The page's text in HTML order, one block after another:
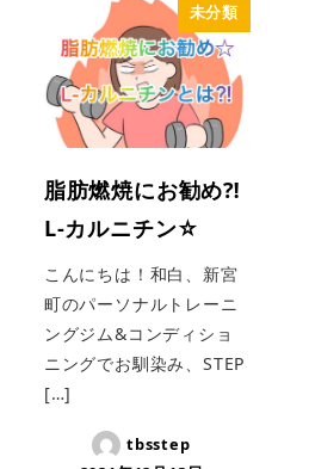
未分類
脂肪燃焼にお勧め⁈
L-カルニチン☆
こんにちは！和白、新宮
町のパーソナルトレーニ
ングジム&コンディショ
ニングでお馴染み、STEP
[…]
tbsstep